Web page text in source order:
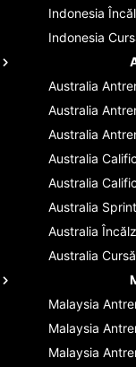
Indonesia
Indonesia
Australia
Australia
Australia
Australia
Australia
Australia Sprint
Australia
Australia Cursă
Malaysia
Malaysia
Malaysia